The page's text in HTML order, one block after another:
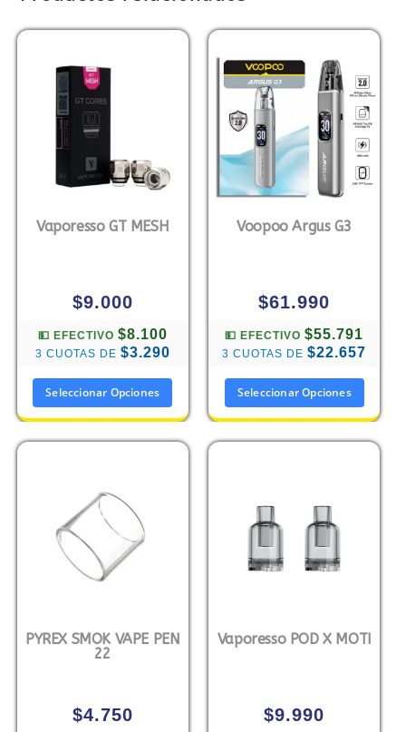
Vaporesso GT MESH
$9.000
💵 EFECTIVO $8.100
3 CUOTAS DE $3.290
Seleccionar Opciones
Voopoo Argus G3
$61.990
💵 EFECTIVO$55.791
3 CUOTAS DE$22.657
Seleccionar Opciones
PYREX SMOK VAPE PEN
22
$4.750
Vaporesso POD X MOTI
$9.990